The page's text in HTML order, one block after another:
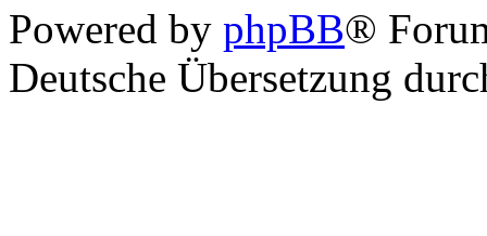
Powered by phpBB®
Deutsche Übersetzung